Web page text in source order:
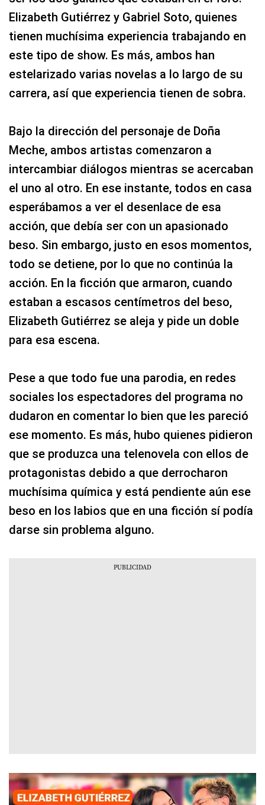
Elizabeth Gutiérrez y Gabriel Soto, quienes
tienen muchísima experiencia trabajando en
este tipo de show. Es más, ambos han
estelarizado varias novelas a lo largo de su
carrera, así que experiencia tienen de sobra.
Bajo la dirección del personaje de Doña
Meche, ambos artistas comenzaron a
intercambiar diálogos mientras se acercaban
el uno al otro. En ese instante, todos en casa
esperábamos a ver el desenlace de esa
acción, que debía ser con un apasionado
beso. Sin embargo, justo en esos momentos,
todo se detiene, por lo que no continúa la
acción. En la ficción que armaron, cuando
estaban a escasos centímetros del beso,
Elizabeth Gutiérrez se aleja y pide un doble
para esa escena.
Pese a que todo fue una parodia, en redes
sociales los espectadores del programa no
dudaron en comentar lo bien que les pareció
ese momento. Es más, hubo quienes pidieron
que se produzca una telenovela con ellos de
protagonistas debido a que derrocharon
muchísima química y está pendiente aún ese
beso en los labios que en una ficción sí podía
darse sin problema alguno.